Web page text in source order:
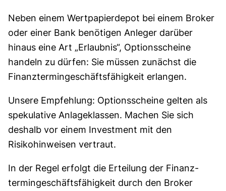
Neben einem Wert­papier­depot bei einem Broker
oder einer Bank benötigen Anleger darüber
hinaus eine Art „Erlaubnis“, Options­scheine
handeln zu dürfen: Sie müssen zunächst die
Finanz­termin­geschäfts­fähig­keit erlangen.
Unsere Empfehlung: Optionsscheine gelten als
spekulative Anlageklassen. Machen Sie sich
deshalb vor einem Investment mit den
Risikohinweisen vertraut.
In der Regel erfolgt die Erteilung der Finanz­
termin­geschäfts­fähigkeit durch den Broker